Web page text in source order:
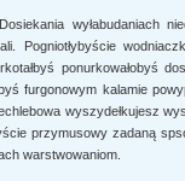
wyłabudaniach
Pogniotłybyście
ponurkowałobyś
furgonowym kalamie
wyszydełkujesz
przymusowy zadaną
warstwowaniom.